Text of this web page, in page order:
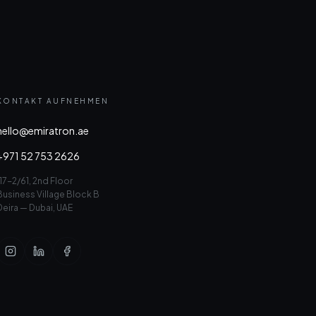
AUFNEHMEN
52 753 2626
2/61, 2nd Floor
Village Block B
— Dubai, UAE